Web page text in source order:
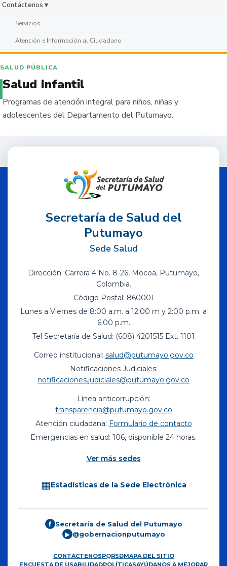
Contáctenos ▾
Servicios
Atención e Información al Ciudadano
SALUD PÚBLICA
Salud Infantil
Programas de atención integral para niños, niñas y
adolescentes del Departamento del Putumayo.
Secretaría de Salud del
Putumayo
Sede Salud
Dirección: Carrera 4 No. 8-26, Mocoa, Putumayo,
Colombia.
Código Postal: 860001
Lunes a Viernes de 8:00 a.m. a 12:00 m y 2:00 p.m. a
6:00 p.m.
Tel Secretaría de Salud: (608) 4201515 Ext. 1101
Correo institucional: salud@putumayo.gov.co
Notificaciones Judiciales:
notificaciones.judiciales@putumayo.gov.co
Línea anticorrupción:
transparencia@putumayo.gov.co
Atención ciudadana: Formulario de contacto
Emergencias en salud: 106, disponible 24 horas.
Ver más sedes
▦Estadísticas de la Sede Electrónica
f Secretaría de Salud del Putumayo
▶ @gobernacionputumayo
CONTÁCTENOSPQRSDMAPA DEL SITIO
ENCUESTA DE USABILIDADPOLÍTICASAYÚDANOS A MEJORAR